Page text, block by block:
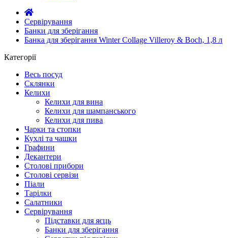
Сервірування
Банки для зберігання
Банка для зберігання Winter Collage Villeroy & Boch, 1,8 л
Категорії
Весь посуд
Склянки
Келихи
Келихи для вина
Келихи для шампанського
Келихи для пива
Чарки та стопки
Кухлі та чашки
Графини
Декантери
Столові прибори
Столові сервізи
Піали
Тарілки
Салатники
Сервірування
Підставки для яєць
Банки для зберігання